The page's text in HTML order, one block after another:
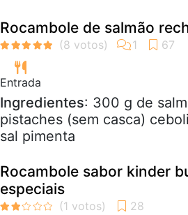
Rocambole de salmão
Entrada
Ingredientes: 300 g de
pistaches (sem casca)
sal pimenta
Rocambole sabor kinder
especiais